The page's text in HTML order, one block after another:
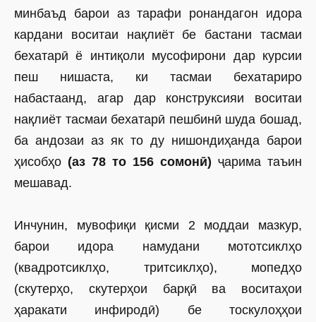
минбаъд барои аз тарафи ронандагон идора
кардани воситаи нақлиёт бе бастани тасмаи
бехатарӣ ё интиқоли мусофирони дар курсии
пеш нишаста, ки тасмаи бехатариро
набастаанд, агар дар конструксияи воситаи
нақлиёт тасмаи бехатарӣ пешбинӣ шуда бошад,
ба андозаи аз як то ду нишондиҳанда барои
ҳисобҳо (аз 78 то 156 сомонӣ) ҷарима таъин
мешавад.
Инчунин, мувофиқи қисми 2 моддаи мазкур,
барои идора намудани мототсиклҳо
(квадротсиклҳо, тритсиклҳо), мопедҳо
(скутерҳо, скутерҳои барқӣ ва воситаҳои
ҳаракати инфиродӣ) бе тоскулоҳҳои